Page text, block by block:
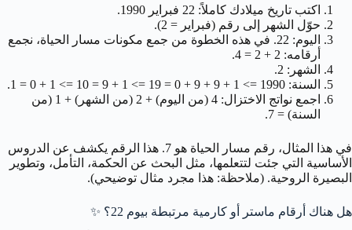
اكتب تاريخ ميلادك كاملاً: 22 فبراير 1990.
حوّل الشهر إلى رقم (فبراير = 2).
اليوم: 22. في هذه الخطوة من جمع مكونات مسار الحياة، نجمع
أرقامه: 2 + 2 = 4.
الشهر: 2.
السنة: 1990 => 1 + 9 + 9 + 0 = 19 => 1 + 9 = 10 => 1 + 0 = 1.
اجمع نواتج الاختزال: 4 (من اليوم) + 2 (من الشهر) + 1 (من
السنة) = 7.
في هذا المثال، رقم مسار الحياة هو 7. هذا الرقم يكشف عن الدروس
الأساسية التي جئت لتتعلمها، مثل البحث عن الحكمة، التأمل، وتطوير
البصيرة الروحية. (ملاحظة: هذا مجرد مثال توضيحي).
هل هناك أرقام ماستر أو كارمية مرتبطة بيوم 22؟
✨